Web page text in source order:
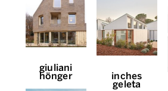
giuliani
hönger inches
geleta